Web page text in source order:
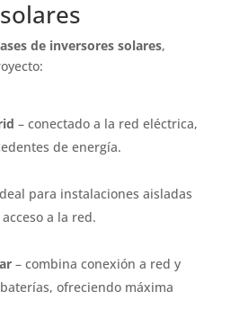
de inversores solares,
– conectado a la red eléctrica,
de energía.
para instalaciones aisladas
a la red.
– combina conexión a red y
ofreciendo máxima